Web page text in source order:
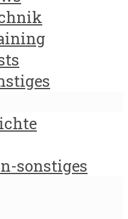
sonstiges